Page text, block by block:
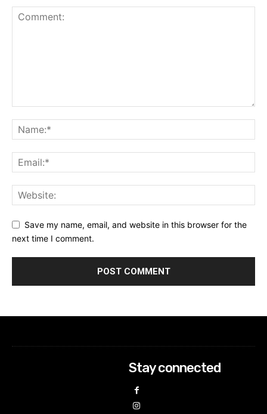
Save my name, email, and website in this browser for the
next time I comment.
Stay connected